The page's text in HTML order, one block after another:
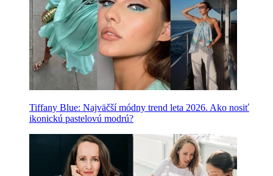
Tiffany Blue: Najväčší módny trend leta 2026. Ako nosiť
ikonickú pastelovú modrú?